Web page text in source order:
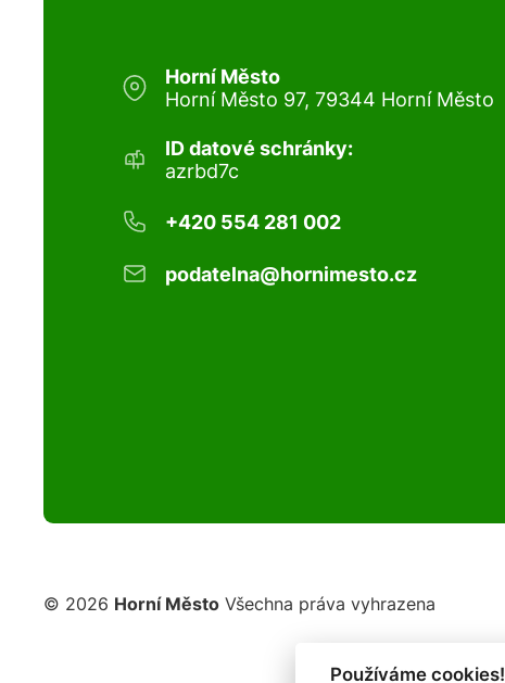
Horní Město
Horní Město 97, 79344 Horní Město
ID datové schránky:
azrbd7c
+420 554 281 002
podatelna@hornimesto.cz
© 2026 Horní Město Všechna práva vyhrazena
Používáme cookies!